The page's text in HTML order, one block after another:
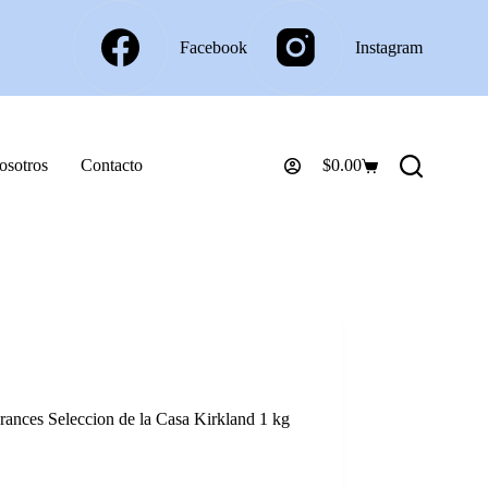
Facebook Instagram
Contacto
Carro
$0.00
Seleccion de la Casa Kirkland 1 kg